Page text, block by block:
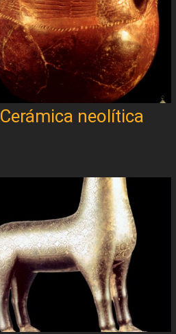
Cerámica neolítica